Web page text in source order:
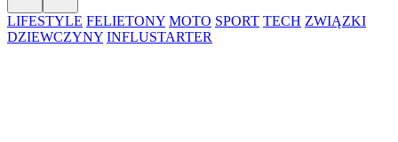
LIFESTYLE FELIETONY MOTO SPORT TECH ZWIĄZKI
DZIEWCZYNY INFLUSTARTER